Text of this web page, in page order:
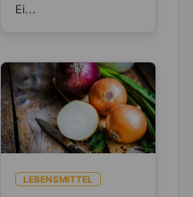
Ei...
LEBENSMITTEL